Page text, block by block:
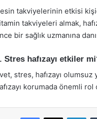
takviyelerinin etkisi
takviyeleri almak,
bir sağlık uzmanına
Stres hafızayı etkiler
stres, hafızayı
korumada önemli rol
Facebook
X